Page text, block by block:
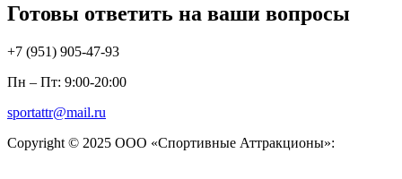
Готовы ответить на ваши вопросы
+7 (951) 905-47-93
Пн – Пт: 9:00-20:00
sportattr@mail.ru
Copyright © 2025 ООО «Спортивные Аттракционы»: